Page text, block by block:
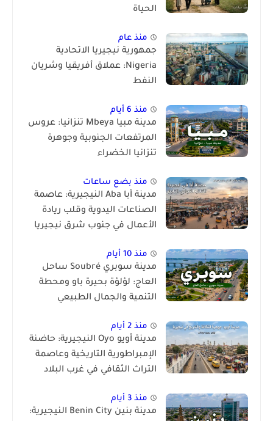
الحياة
منذ عام
جمهورية نيجيريا الاتحادية
Nigeria: عملاق أفريقيا وشريان
النفط
منذ 6 أيام
مدينة مبيا Mbeya تنزانيا: عروس
المرتفعات الجنوبية وجوهرة
تنزانيا الخضراء
منذ بضع ساعات
مدينة أبا Aba النيجيرية: عاصمة
الصناعات اليدوية وقلب ريادة
الأعمال في جنوب شرق نيجيريا
منذ 10 أيام
مدينة سوبري Soubré ساحل
العاج: لؤلؤة بحيرة باو ومحطة
التنمية والجمال الطبيعي
منذ 2 أيام
مدينة أويو Oyo النيجيرية: حاضنة
الإمبراطورية التاريخية وعاصمة
التراث الثقافي في غرب البلاد
منذ 3 أيام
مدينة بنين Benin City النيجيرية: